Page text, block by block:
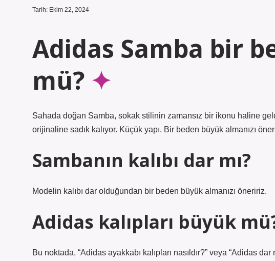
Tarih: Ekim 22, 2024
Adidas Samba bir
mü?
Sahada doğan Samba, sokak stilinin zamansız bir ikonu haline
orijinaline sadık kalıyor. Küçük yapı. Bir beden büyük almanızı
Sambanın kalıbı dar mı?
Modelin kalıbı dar olduğundan bir beden büyük almanızı öneririz.
Adidas kalıpları büyük
Bu noktada, “Adidas ayakkabı kalıpları nasıldır?” veya “Adidas